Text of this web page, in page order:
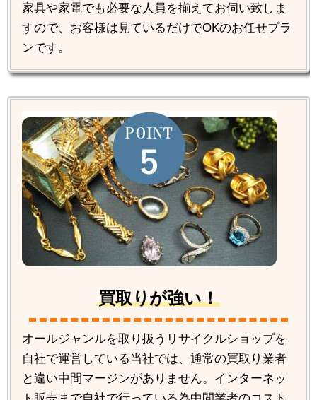
家具や家電でも必要な人員を揃えてお伺い致しま
すので、お客様は見ているだけでOKのお任せプラ
ンです。
買取りが強い！
オールジャンルを取り扱うリサイクルショップを
自社で運営している当社では、通常の買取り業者
と違い中間マージンがありません。インターネッ